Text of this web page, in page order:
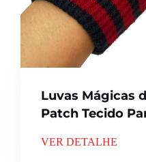
Luvas Mágicas
Patch Tecido
VER DETALHE